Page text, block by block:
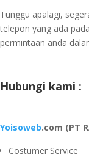
Tunggu apalagi,
telepon yang ada
permintaan anda
Hubungi kami :
Yoisoweb.com (PT
Costumer